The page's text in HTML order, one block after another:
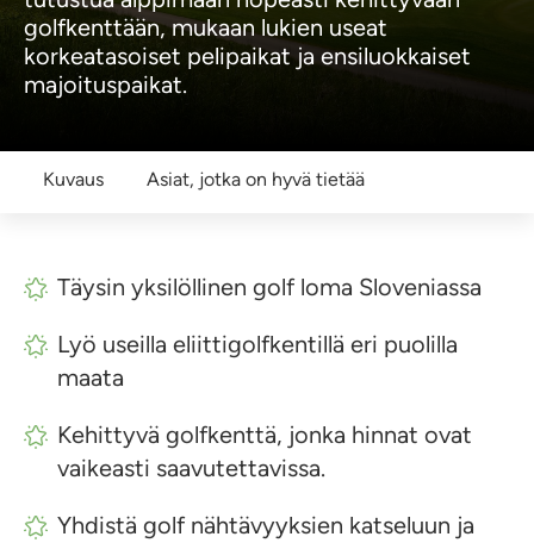
golfkenttään, mukaan lukien useat
korkeatasoiset pelipaikat ja ensiluokkaiset
majoituspaikat.
Kuvaus Asiat, jotka on hyvä tietää
Täysin yksilöllinen golf loma Sloveniassa
Lyö useilla eliittigolfkentillä eri puolilla
maata
Kehittyvä golfkenttä, jonka hinnat ovat
vaikeasti saavutettavissa.
Yhdistä golf nähtävyyksien katseluun ja